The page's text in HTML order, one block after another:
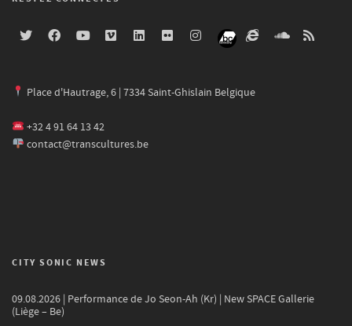
Place d'Hautrage, 6 | 7334 Saint-Ghislain Belgique
+32 4 91 64 13 42
contact@transcultures.be
CITY SONIC NEWS
09.08.2026 | Performance de Jo Seon-Ah (Kr) | New SPACE Gallerie
(Liège – Be)